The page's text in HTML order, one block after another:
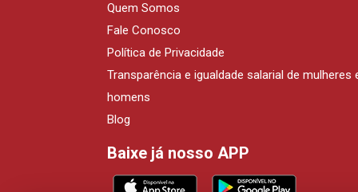
Quem Somos
Fale Conosco
Política de Privacidade
Transparência e igualdade salarial de mulheres
homens
Blog
Baixe já nosso APP